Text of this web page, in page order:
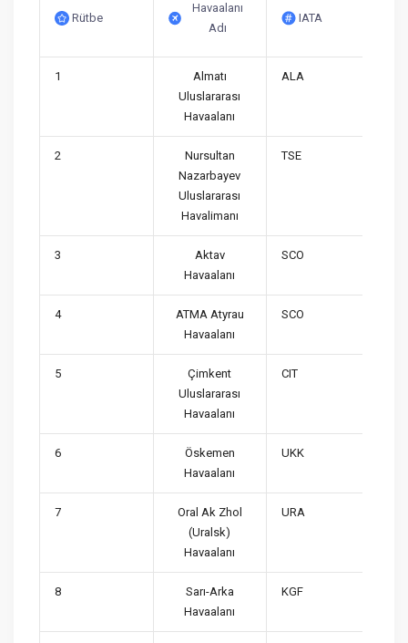
Rütbe
Havaalanı
Adı
IATA
1
Almatı
Uluslararası
Havaalanı
ALA
2
Nursultan
Nazarbayev
Uluslararası
Havalimanı
TSE
3
Aktav
Havaalanı
SCO
4
ATMA Atyrau
Havaalanı
SCO
5
Çimkent
Uluslararası
Havaalanı
CIT
6
Öskemen
Havaalanı
UKK
7
Oral Ak Zhol
(Uralsk)
Havaalanı
URA
8
Sarı-Arka
Havaalanı
KGF